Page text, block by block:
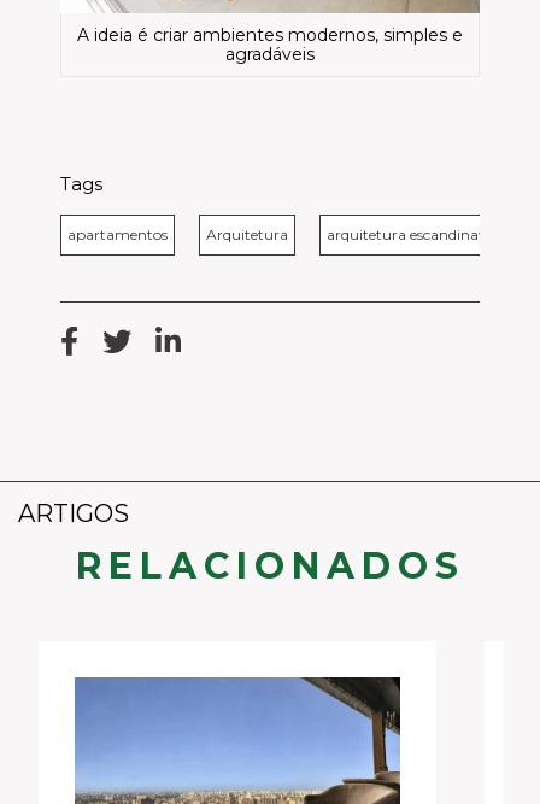
A ideia é criar ambientes modernos, simples e
agradáveis
Tags
apartamentos Arquitetura arquitetura escandinava
ARTIGOS
RELACIONADOS